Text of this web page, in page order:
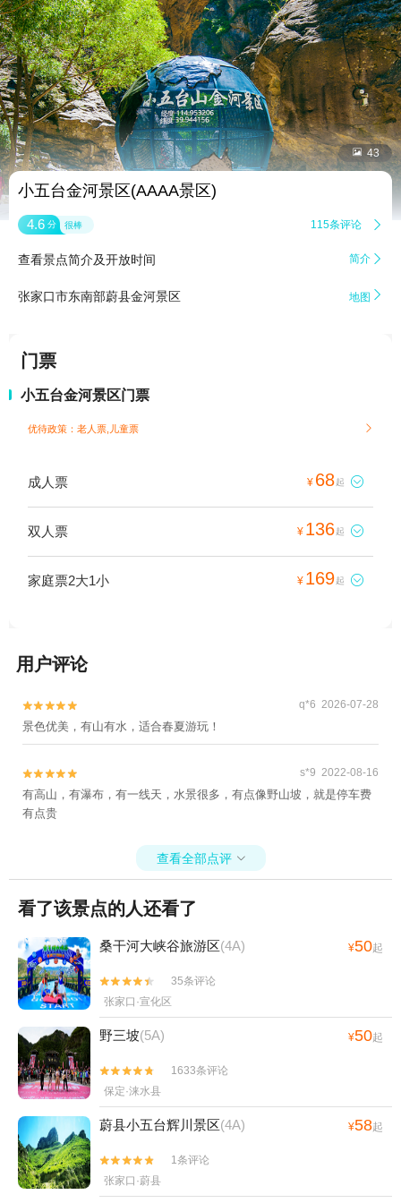
 43
小五台金河景区(AAAA景区)
4.6 分 很棒 115条评论 
查看景点简介及开放时间 简介 
张家口市东南部蔚县金河景区 地图 
门票
小五台金河景区门票
优待政策：老人票,儿童票 
成人票 ¥ 68起 
双人票 ¥ 136起 
家庭票2大1小 ¥ 169起 
用户评论

 q*6 2026-07-28
景色优美，有山有水，适合春夏游玩！

 s*9 2022-08-16
有高山，有瀑布，有一线天，水景很多，有点像野山坡，就是停车费
有点贵
查看全部点评 
看了该景点的人还看了
桑干河大峡谷旅游区(4A) ¥50起


35条评论
张家口·宣化区
野三坡(5A) ¥50起


1633条评论
保定·涞水县
蔚县小五台辉川景区(4A) ¥58起


1条评论
张家口·蔚县
